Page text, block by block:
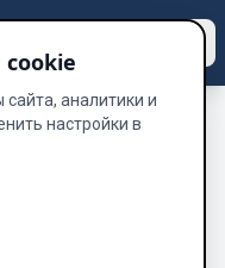
аналитики и
настройки в